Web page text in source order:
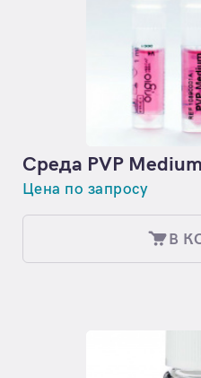
Среда PVP Medium
Цена по запросу
В